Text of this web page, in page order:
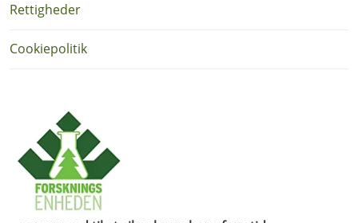
Rettigheder
Cookiepolitik